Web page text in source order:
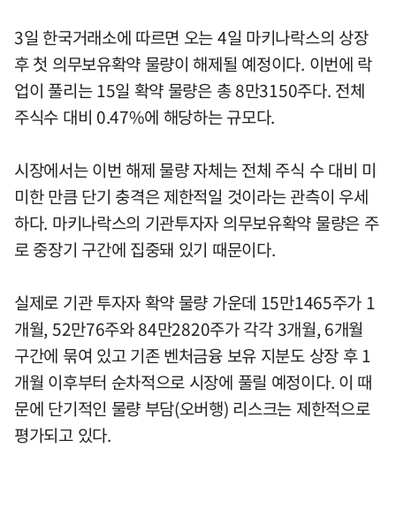
3일 한국거래소에 따르면 오는 4일 마키나락스의 상장
후 첫 의무보유확약 물량이 해제될 예정이다. 이번에 락
업이 풀리는 15일 확약 물량은 총 8만3150주다. 전체
주식수 대비 0.47%에 해당하는 규모다.
시장에서는 이번 해제 물량 자체는 전체 주식 수 대비 미
미한 만큼 단기 충격은 제한적일 것이라는 관측이 우세
하다. 마키나락스의 기관투자자 의무보유확약 물량은 주
로 중장기 구간에 집중돼 있기 때문이다.
실제로 기관 투자자 확약 물량 가운데 15만1465주가 1
개월, 52만76주와 84만2820주가 각각 3개월, 6개월
구간에 묶여 있고 기존 벤처금융 보유 지분도 상장 후 1
개월 이후부터 순차적으로 시장에 풀릴 예정이다. 이 때
문에 단기적인 물량 부담(오버행) 리스크는 제한적으로
평가되고 있다.